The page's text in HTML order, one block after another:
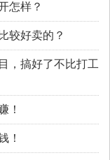
怎样？
较好卖的？
，搞好了不比打工
！
！